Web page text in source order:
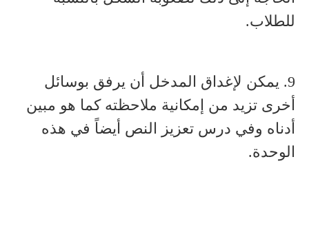
للطلاب.
9. يمكن لإغداق المدخل أن يرفق بوسائل
أخرى تزيد من إمكانية ملاحظته كما هو مبين
أدناه وفي درس تعزيز النص أيضاً في هذه
الوحدة.